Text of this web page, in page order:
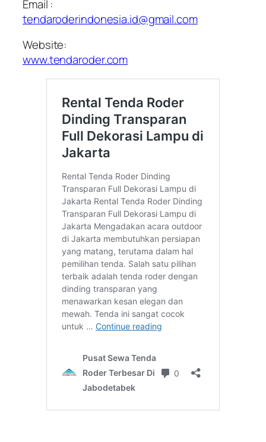
Email :
tendaroderindonesia.id@gmail.com
Website:
www.tendaroder.com